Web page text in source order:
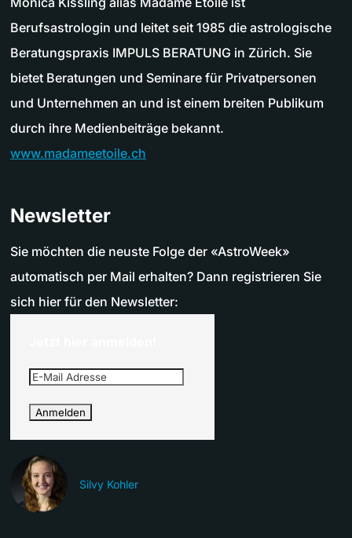
Berufsastrologin und leitet seit 1985 die astrologische
Beratungspraxis IMPULS BERATUNG in Zürich. Sie
bietet Beratungen und Seminare für Privatpersonen
und Unternehmen an und ist einem breiten Publikum
durch ihre Medienbeiträge bekannt.
www.madameetoile.ch
Newsletter
Sie möchten die neuste Folge der «AstroWeek»
automatisch per Mail erhalten? Dann registrieren Sie
sich hier für den Newsletter:
Silvy Kohler